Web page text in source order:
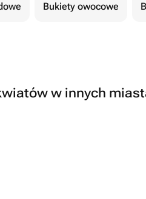
Bukiety owocowe
w innych